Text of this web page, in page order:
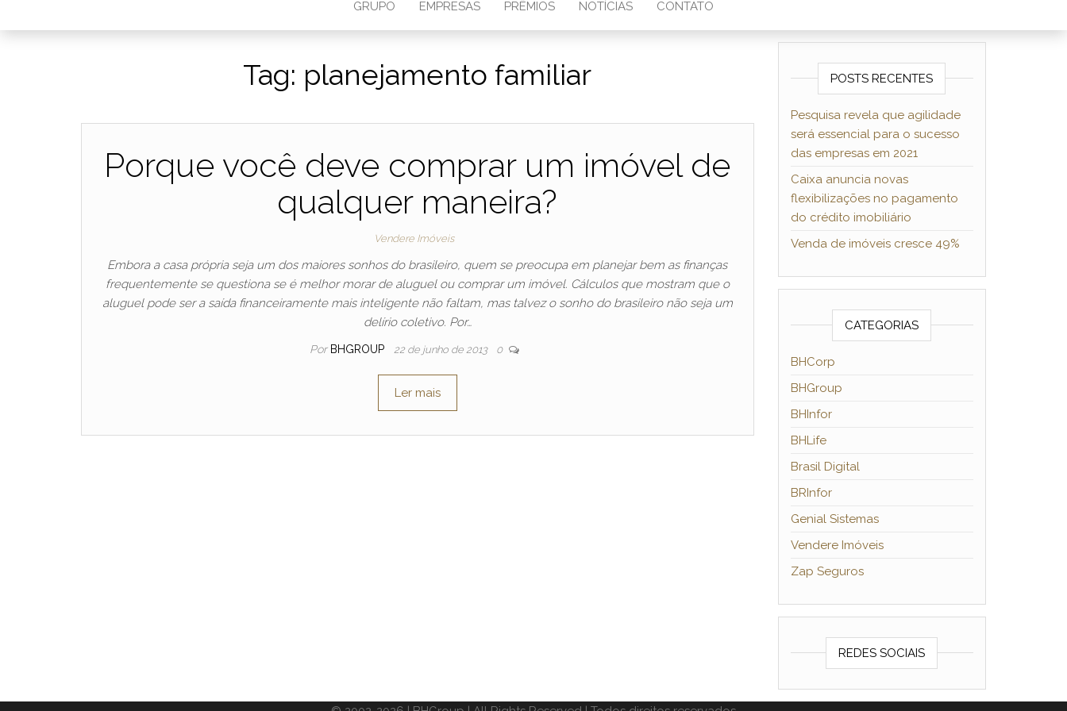
GRUPO EMPRESAS PRÊMIOS NOTÍCIAS CONTATO
Tag: planejamento familiar
Porque você deve comprar um imóvel de
qualquer maneira?
Vendere Imóveis
Embora a casa própria seja um dos maiores sonhos do brasileiro, quem se preocupa em planejar bem as finanças
frequentemente se questiona se é melhor morar de aluguel ou comprar um imóvel. Cálculos que mostram que o
aluguel pode ser a saída financeiramente mais inteligente não faltam, mas talvez o sonho do brasileiro não seja um
delírio coletivo. Por…
Por BHGROUP 22 de junho de 2013 0
Ler mais
POSTS RECENTES
Pesquisa revela que agilidade
será essencial para o sucesso
das empresas em 2021
Caixa anuncia novas
flexibilizações no pagamento
do crédito imobiliário
Venda de imóveis cresce 49%
CATEGORIAS
BHCorp
BHGroup
BHInfor
BHLife
Brasil Digital
BRInfor
Genial Sistemas
Vendere Imóveis
Zap Seguros
REDES SOCIAIS